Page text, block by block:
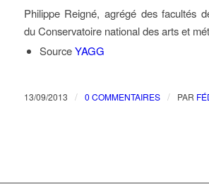
Philippe Reigné, agrégé des facultés
du Conservatoire national des arts et
SourceYAGG
13/09/2013 / 0 COMMENTAIRES / PAR